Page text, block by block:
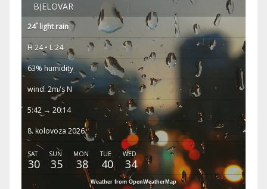
BJELOVAR
24°light rain
H 24 • L 24
63% humidity
wind: 2m/s N
5:42 → 20:14
8. kolovoza 2026.
SAT
30
SUN
35
MON
38
TUE
40
WED
34
Weather from OpenWeatherMap